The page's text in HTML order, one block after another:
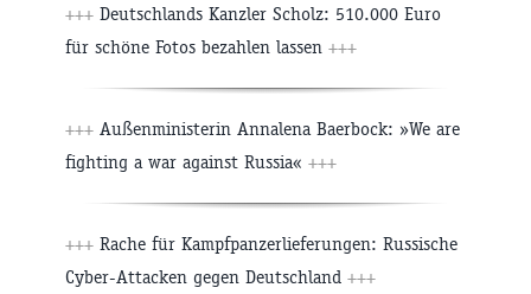
+++ Deutschlands Kanzler Scholz: 510.000 Euro
für schöne Fotos bezahlen lassen +++
+++ Außenministerin Annalena Baerbock: »We are
fighting a war against Russia« +++
+++ Rache für Kampfpanzerlieferungen: Russische
Cyber-Attacken gegen Deutschland +++